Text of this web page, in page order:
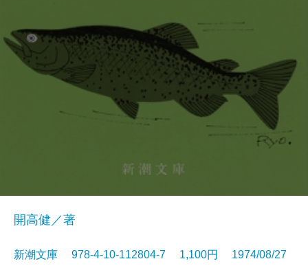
開高健／著
新潮文庫 978-4-10-112804-7 1,100円 1974/08/27